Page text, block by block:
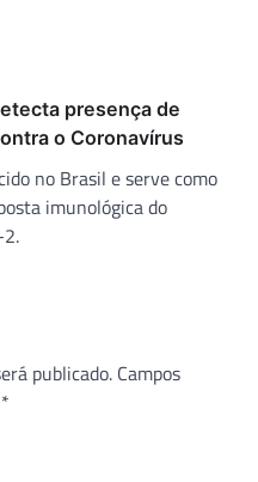
presença de
o Coronavírus
no Brasil e serve como
imunológica do
publicado. Campos
*